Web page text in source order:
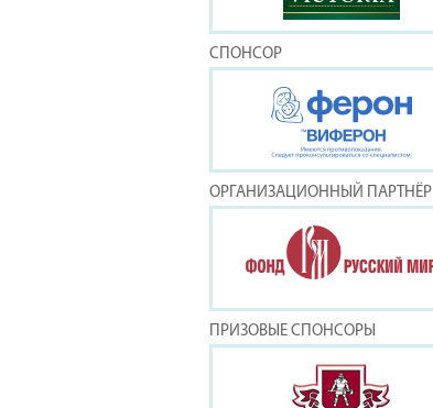
СПОНСОР
ОРГАНИЗАЦИОННЫЙ ПАРТНЁР
ПРИЗОВЫЕ СПОНСОРЫ